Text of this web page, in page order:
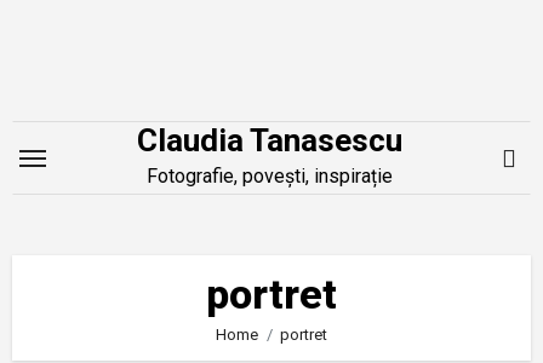
Claudia Tanasescu
Fotografie, povești, inspirație
portret
Home portret